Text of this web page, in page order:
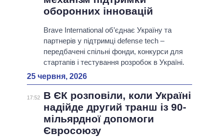
оборонних інновацій
Brave International об’єднає Україну та
партнерів у підтримці defense tech –
передбачені спільні фонди, конкурси для
стартапів і тестування розробок в Україні.
25 червня, 2026
17:52
В ЄК розповіли, коли Україні
надійде другий транш із 90-
мільярдної допомоги
Євросоюзу